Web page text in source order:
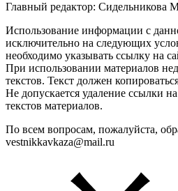
Главный редактор: Сидельникова
Использование информации с
исключительно на следующих
необходимо указывать ссылку на
При использовании материалов
текстов. Текст должен
Не допускается удаление ссылки
текстов материалов.
По всем вопросам, пожалуйста,
vestnikkavkaza@mail.ru